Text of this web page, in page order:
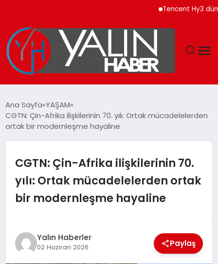
Tencent Hy3 dünya
SPOR
YAŞAM
TEKNOLOJİ
Ana Sayfa YAŞAM
CGTN: Çin-Afrika ilişkilerinin 70. yılı: Ortak mücadelelerden
ortak bir modernleşme hayaline
CGTN: Çin-Afrika ilişkilerinin 70.
yılı: Ortak mücadelelerden ortak
bir modernleşme hayaline
Yalın Haberler
02 Haziran 2026 Paylaş